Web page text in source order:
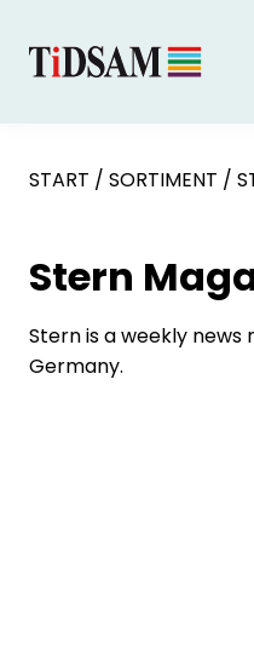
START / SORTIMENT /
Stern
Stern is a weekly news
Germany.